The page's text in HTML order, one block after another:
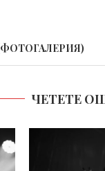
(ФОТОГАЛЕРИЯ)
ЧЕТЕТЕ